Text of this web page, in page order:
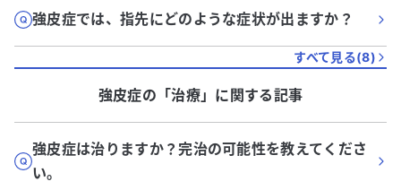
強皮症では、指先にどのような症状が出ますか？
すべて見る(8)
強皮症の「治療」に関する記事
強皮症は治りますか？完治の可能性を教えてくださ
い。